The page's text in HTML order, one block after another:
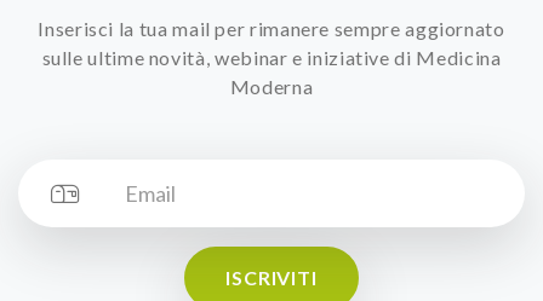
Inserisci la tua mail per rimanere sempre aggiornato
sulle ultime novità, webinar e iniziative di Medicina
Moderna
ISCRIVITI